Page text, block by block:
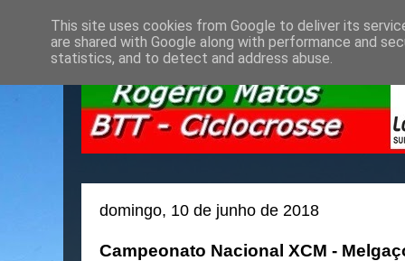
domingo, 10 de junho de 2018
Campeonato Nacional XCM -
This site uses cookies from Google to deliver its
are shared with Google along with performance and
statistics, and to detect and address abuse.